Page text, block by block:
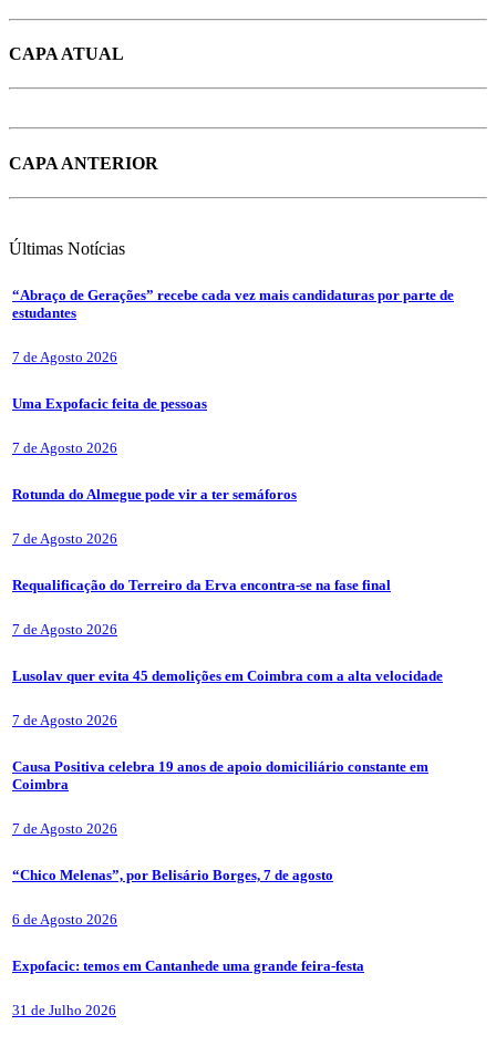
CAPA ATUAL
CAPA ANTERIOR
Últimas Notícias
“Abraço de Gerações” recebe cada vez mais candidaturas por parte de
estudantes
7 de Agosto 2026
Uma Expofacic feita de pessoas
7 de Agosto 2026
Rotunda do Almegue pode vir a ter semáforos
7 de Agosto 2026
Requalificação do Terreiro da Erva encontra-se na fase final
7 de Agosto 2026
Lusolav quer evita 45 demolições em Coimbra com a alta velocidade
7 de Agosto 2026
Causa Positiva celebra 19 anos de apoio domiciliário constante em
Coimbra
7 de Agosto 2026
“Chico Melenas”, por Belisário Borges, 7 de agosto
6 de Agosto 2026
Expofacic: temos em Cantanhede uma grande feira-festa
31 de Julho 2026